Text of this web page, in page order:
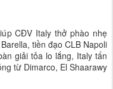
CĐV Italy thở phào nhẹ
tiền đạo CLB Napoli
giải tỏa lo lắng, Italy tấn
từ Dimarco, El Shaarawy